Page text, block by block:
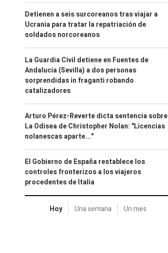
Detienen a seis surcoreanos tras viajar a
Ucrania para tratar la repatriación de
soldados norcoreanos
La Guardia Civil detiene en Fuentes de
Andalucía (Sevilla) a dos personas
sorprendidas in fraganti robando
catalizadores
Arturo Pérez-Reverte dicta sentencia sobre
La Odisea de Christopher Nolan: "Licencias
nolanescas aparte..."
El Gobierno de España restablece los
controles fronterizos a los viajeros
procedentes de Italia
Hoy Una semana Un mes